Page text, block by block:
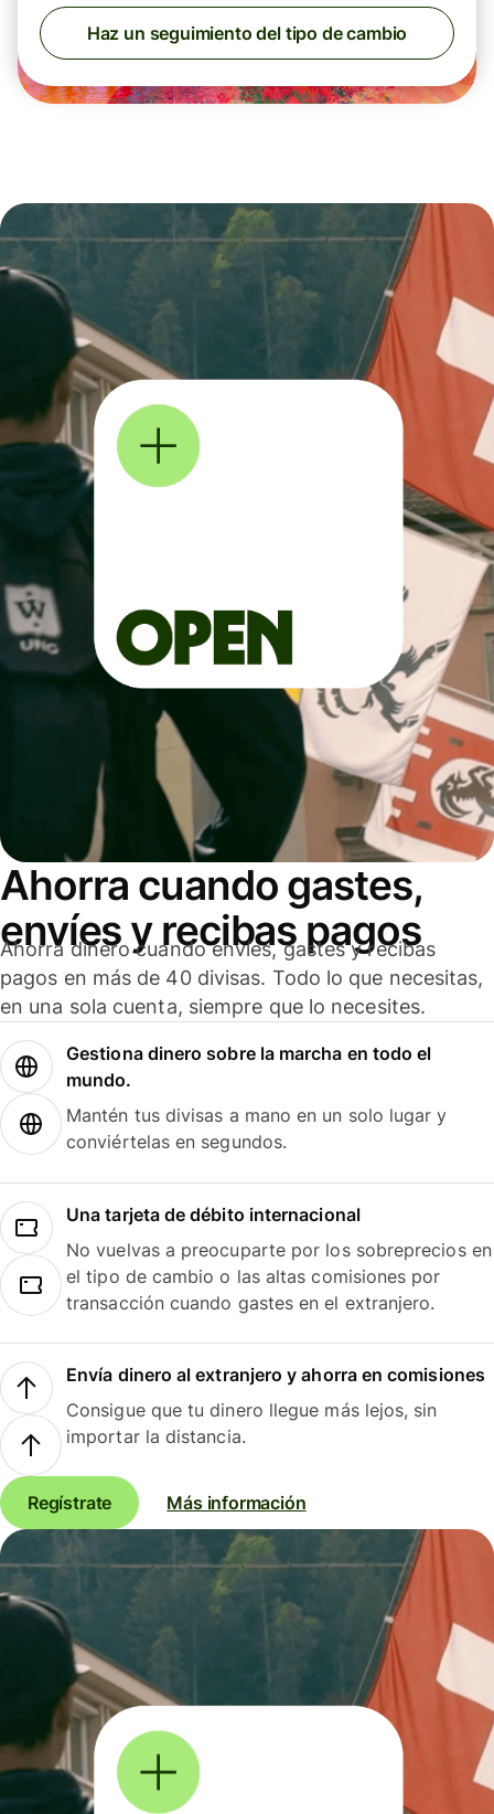
Haz un seguimiento del tipo de cambio
Ahorra cuando gastes,
envíes y recibas pagos
Ahorra dinero cuando envíes, gastes y recibas
pagos en más de 40 divisas. Todo lo que necesitas,
en una sola cuenta, siempre que lo necesites.
Gestiona dinero sobre la marcha en todo el
mundo.
Mantén tus divisas a mano en un solo lugar y
conviértelas en segundos.
Una tarjeta de débito internacional
No vuelvas a preocuparte por los sobreprecios en
el tipo de cambio o las altas comisiones por
transacción cuando gastes en el extranjero.
Envía dinero al extranjero y ahorra en comisiones
Consigue que tu dinero llegue más lejos, sin
importar la distancia.
Regístrate Más información